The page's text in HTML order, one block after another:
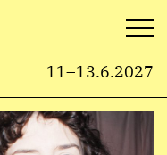
11–13.6.2027